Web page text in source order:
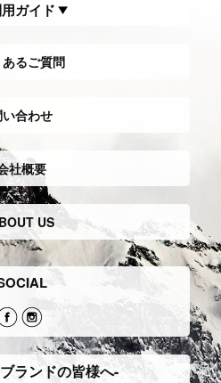
ガイド
あるご質問
い合わせ
社概要
US
ランドの皆様へ-